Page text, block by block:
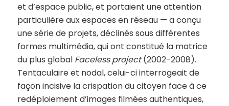
et d’espace public, et portaient une attention
particulière aux espaces en réseau — a conçu
une série de projets, déclinés sous différentes
formes multimédia, qui ont constitué la matrice
du plus global Faceless project(2002-2008).
Tentaculaire et nodal, celui-ci interrogeait de
façon incisive la crispation du citoyen face à ce
redéploiement d’images filmées authentiques,